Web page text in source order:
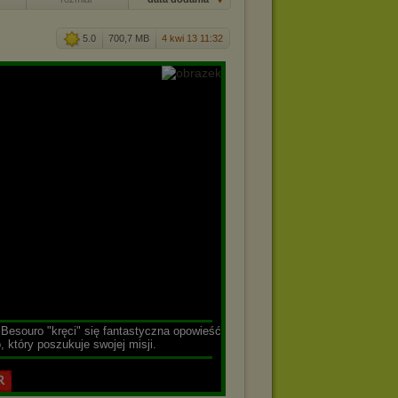
5.0 700,7 MB 4 kwi 13 11:32
"kręci" się fantastyczna opowieść
który poszukuje swojej misji.